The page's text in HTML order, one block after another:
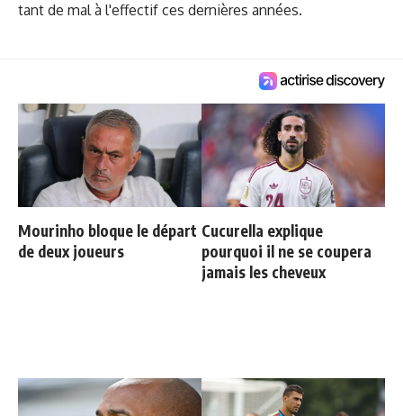
tant de mal à l'effectif ces dernières années.
Mourinho bloque le départ
de deux joueurs
Cucurella explique
pourquoi il ne se coupera
jamais les cheveux